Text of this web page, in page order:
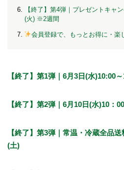
【終了】第4弾｜プレゼントキャ
(火) ※2週間
会員登録で、もっとお得に・楽
【終了】第1弾｜6月3日(水)10:00
【終了】第2弾｜6月10日(水)10：
【終了】第3弾｜常温・冷蔵全品
(土)